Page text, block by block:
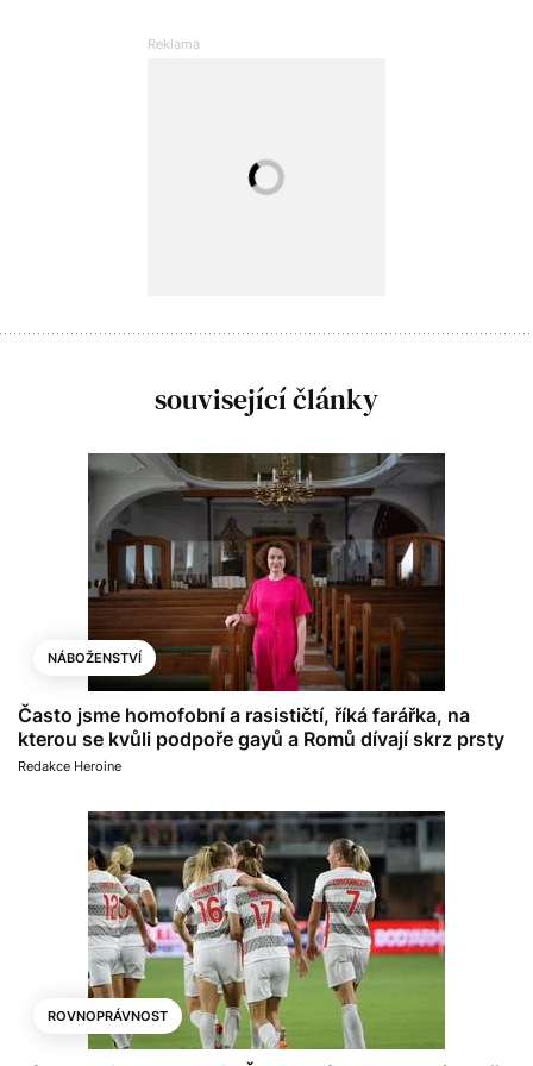
související články
NÁBOŽENSTVÍ
Často jsme homofobní a rasističtí, říká farářka, na
kterou se kvůli podpoře gayů a Romů dívají skrz prsty
Redakce Heroine
ROVNOPRÁVNOST